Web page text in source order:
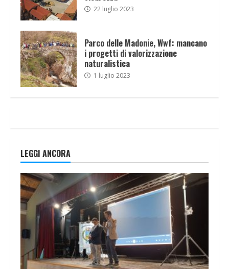
22 luglio 2023
Parco delle Madonie, Wwf: mancano
i progetti di valorizzazione
naturalistica
1 luglio 2023
LEGGI ANCORA